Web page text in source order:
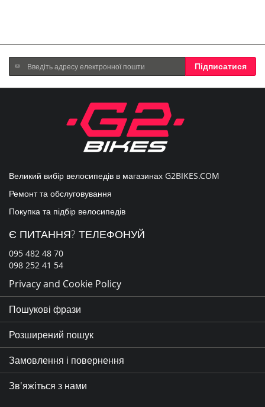
Підпишіться
на
нашу
Підписатися
Великий вибір велосипедів в магазинах G2BIKES.COM
Ремонт та обслуговування
Покупка та підбір велосипедів
Є ПИТАННЯ? ТЕЛЕФОНУЙ
095 482 48 70
098 252 41 54
Privacy and Cookie Policy
Пошукові фрази
Розширений пошук
Замовлення і повернення
Зв'яжіться з нами